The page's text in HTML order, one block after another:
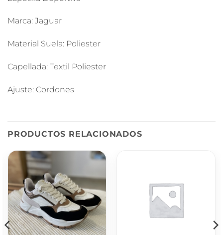
Marca: Jaguar
Material Suela: Poliester
Capellada: Textil Poliester
Ajuste: Cordones
PRODUCTOS RELACIONADOS